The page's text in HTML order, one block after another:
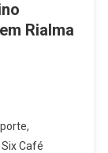
Rialma
Café